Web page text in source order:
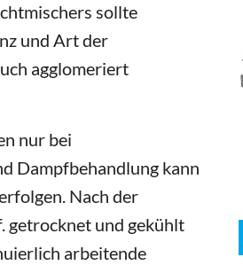
sollte
und Art der
agglomeriert
nur bei
Dampfbehandlung kann
Nach der
getrocknet und gekühlt
arbeitende